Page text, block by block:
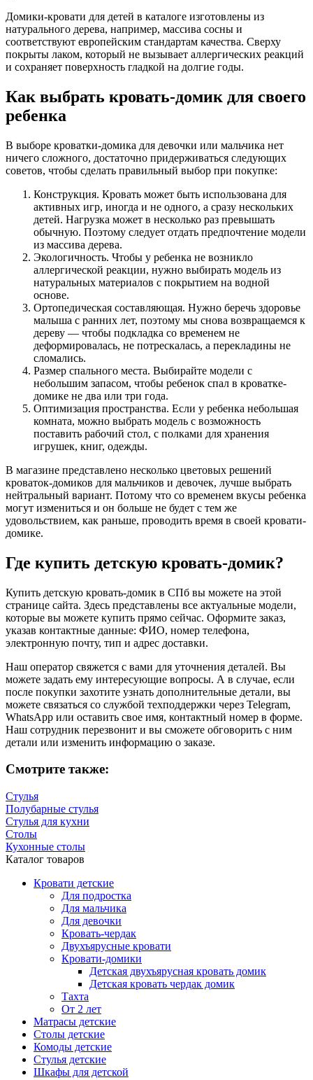
Домики-кровати для детей в каталоге изготовлены из
натурального дерева, например, массива сосны и
соответствуют европейским стандартам качества. Сверху
покрыты лаком, который не вызывает аллергических реакций
и сохраняет поверхность гладкой на долгие годы.
Как выбрать кровать-домик для своего
ребенка
В выборе кроватки-домика для девочки или мальчика нет
ничего сложного, достаточно придерживаться следующих
советов, чтобы сделать правильный выбор при покупке:
Конструкция. Кровать может быть использована для
активных игр, иногда и не одного, а сразу нескольких
детей. Нагрузка может в несколько раз превышать
обычную. Поэтому следует отдать предпочтение модели
из массива дерева.
Экологичность. Чтобы у ребенка не возникло
аллергической реакции, нужно выбирать модель из
натуральных материалов с покрытием на водной
основе.
Ортопедическая составляющая. Нужно беречь здоровье
малыша с ранних лет, поэтому мы снова возвращаемся к
дереву — чтобы подкладка со временем не
деформировалась, не потрескалась, а перекладины не
сломались.
Размер спального места. Выбирайте модели с
небольшим запасом, чтобы ребенок спал в кроватке-
домике не два или три года.
Оптимизация пространства. Если у ребенка небольшая
комната, можно выбрать модель с возможность
поставить рабочий стол, с полками для хранения
игрушек, книг, одежды.
В магазине представлено несколько цветовых решений
кроваток-домиков для мальчиков и девочек, лучше выбрать
нейтральный вариант. Потому что со временем вкусы ребенка
могут измениться и он больше не будет с тем же
удовольствием, как раньше, проводить время в своей кровати-
домике.
Где купить детскую кровать-домик?
Купить детскую кровать-домик в СПб вы можете на этой
странице сайта. Здесь представлены все актуальные модели,
которые вы можете купить прямо сейчас. Оформите заказ,
указав контактные данные: ФИО, номер телефона,
электронную почту, тип и адрес доставки.
Наш оператор свяжется с вами для уточнения деталей. Вы
можете задать ему интересующие вопросы. А в случае, если
после покупки захотите узнать дополнительные детали, вы
можете связаться со службой техподдержки через Telegram,
WhatsApp или оставить свое имя, контактный номер в форме.
Наш сотрудник перезвонит и вы сможете обговорить с ним
детали или изменить информацию о заказе.
Смотрите также:
Стулья
Полубарные стулья
Стулья для кухни
Столы
Кухонные столы
Каталог товаров
Кровати детские
Для подростка
Для мальчика
Для девочки
Кровать-чердак
Двухъярусные кровати
Кровати-домики
Детская двухъярусная кровать домик
Детская кровать чердак домик
Тахта
От 2 лет
Матрасы детские
Столы детские
Комоды детские
Стулья детские
Шкафы для детской